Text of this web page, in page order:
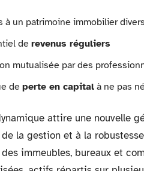
à un patrimoine immobilier
de revenus réguliers
mutualisée par des
de perte en capital à ne pas
attire une nouvelle
la gestion et à la
immeubles, bureaux et